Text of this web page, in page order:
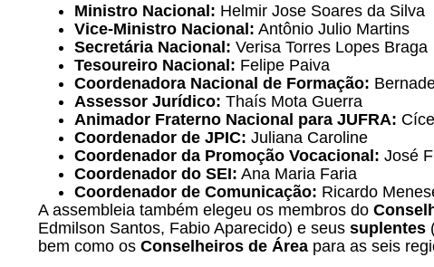
Ministro Nacional: Helmir Jose Soares da Silva
Vice-Ministro Nacional: Antônio Julio Martins
Secretária Nacional: Verisa Torres Lopes Braga
Tesoureiro Nacional: Felipe Paiva
Coordenadora Nacional de Formação:
Assessor Jurídico: Thaís Mota Guerra
Animador Fraterno Nacional para JUFRA:
Coordenador de JPIC: Juliana Caroline
Coordenador da Promoção Vocacional: José
Coordenador do SEI: Ana Maria Faria
Coordenador de Comunicação: Ricardo
A assembleia também elegeu os membros do
Edmilson Santos, Fabio Aparecido) e seus suplentes
bem como os Conselheiros de Área para as seis